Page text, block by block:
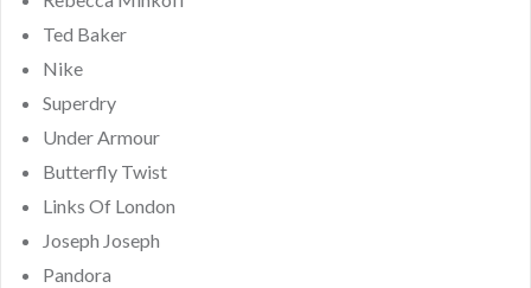
Ted Baker
Nike
Superdry
Under Armour
Butterfly Twist
Links Of London
Joseph Joseph
Pandora